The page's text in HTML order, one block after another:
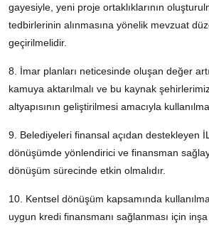
gayesiyle, yeni proje ortaklıklarının
tedbirlerinin alınmasına yönelik mevzuat
geçirilmelidir.
8. İmar planları neticesinde oluşan değer
kamuya aktarılmalı ve bu kaynak
altyapısının geliştirilmesi amacıyla
9. Belediyeleri finansal açıdan destekleyen
dönüşümde yönlendirici ve finansman
dönüşüm sürecinde etkin olmalıdır.
10. Kentsel dönüşüm kapsamında
uygun kredi finansmanı sağlanması için